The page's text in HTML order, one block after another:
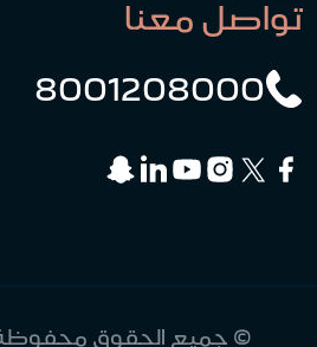
تواصل معنا
8001208000
© جميع الحقوق محفوظة لـ